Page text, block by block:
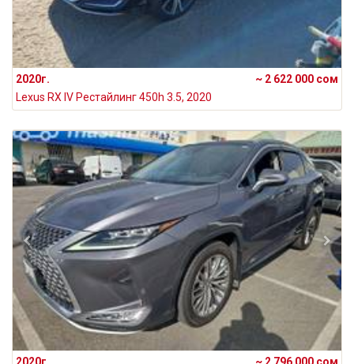
2020г.
~ 2 622 000 сом
Lexus RX IV Рестайлинг 450h 3.5, 2020